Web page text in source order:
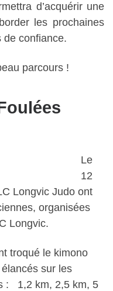
d’acquérir une
les prochaines
de confiance.
parcours !
Le
12
Longvic Judo ont
organisées
Longvic.
troqué le kimono
sur les
: 1,2 km, 2,5 km, 5